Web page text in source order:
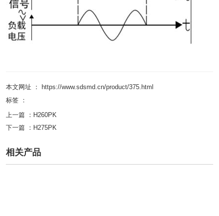
本文网址 ： https://www.sdsmd.cn/product/375.html
标签 ：
上一篇 ： H260PK
下一篇 ： H275PK
相关产品